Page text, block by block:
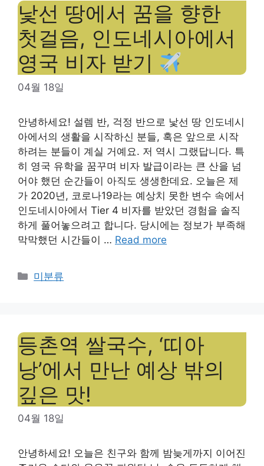
낯선 땅에서 꿈을 향한
첫걸음, 인도네시아에서
영국 비자 받기
04월 18일
안녕하세요! 설렘 반, 걱정 반으로 낯선 땅 인도네시
아에서의 생활을 시작하신 분들, 혹은 앞으로 시작
하려는 분들이 계실 거예요. 저 역시 그랬답니다. 특
히 영국 유학을 꿈꾸며 비자 발급이라는 큰 산을 넘
어야 했던 순간들이 아직도 생생한데요. 오늘은 제
가 2020년, 코로나19라는 예상치 못한 변수 속에서
인도네시아에서 Tier 4 비자를 받았던 경험을 솔직
하게 풀어놓으려고 합니다. 당시에는 정보가 부족해
막막했던 시간들이 … Read more
Categories
미분류
등촌역 쌀국수, ‘띠아
낭’에서 만난 예상 밖의
깊은 맛!
04월 18일
안녕하세요! 오늘은 친구와 함께 밤늦게까지 이어진